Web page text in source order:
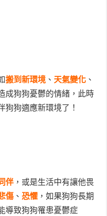
搬到新環境 、 天氣變化 、
成狗狗憂鬱的情緒，此時
狗狗適應新環境了！
伴 ，或是生活中有讓他畏
傷、恐懼 ，如果狗狗長期
導致狗狗罹患憂鬱症